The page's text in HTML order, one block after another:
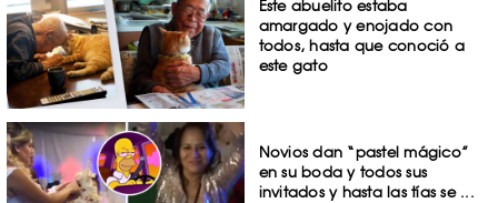
Este abuelito estaba
amargado y enojado con
todos, hasta que conoció a
este gato
Novios dan “pastel mágico”
en su boda y todos sus
invitados y hasta las tías se ...